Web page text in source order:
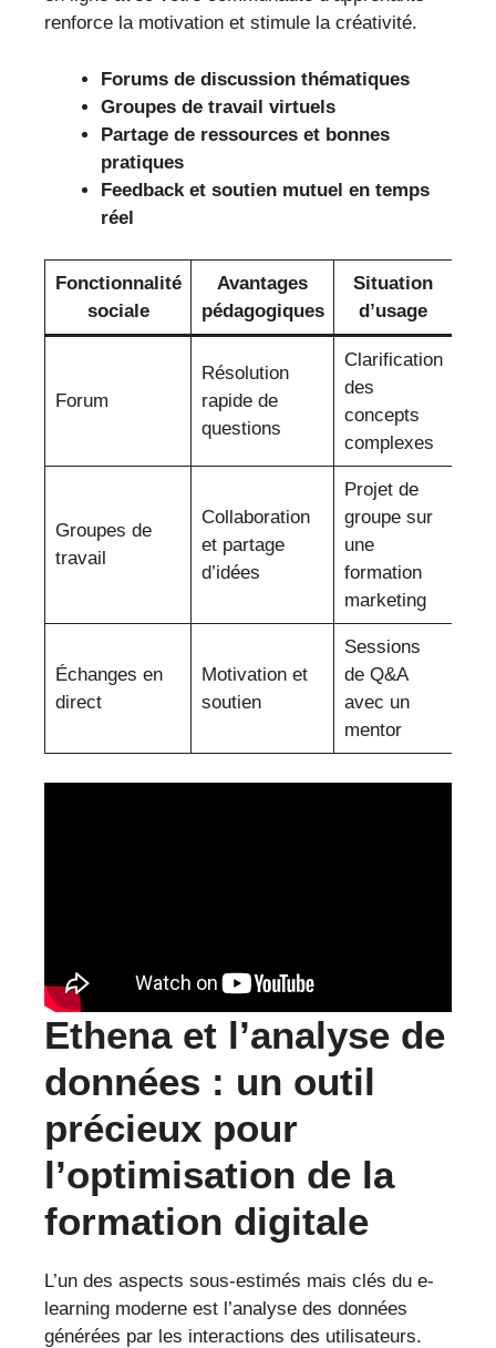
renforce la motivation et stimule la créativité.
Forums de discussion thématiques
Groupes de travail virtuels
Partage de ressources et bonnes
pratiques
Feedback et soutien mutuel en temps
réel
Fonctionnalité
sociale
Avantages
pédagogiques
Situation
d’usage
Forum
Résolution
rapide de
questions
Clarification
des
concepts
complexes
Groupes de
travail
Collaboration
et partage
d’idées
Projet de
groupe sur
une
formation
marketing
Échanges en
direct
Motivation et
soutien
Sessions
de Q&A
avec un
mentor
Ethena et l’analyse de
données : un outil
précieux pour
l’optimisation de la
formation digitale
L’un des aspects sous-estimés mais clés du e-
learning moderne est l’analyse des données
générées par les interactions des utilisateurs.